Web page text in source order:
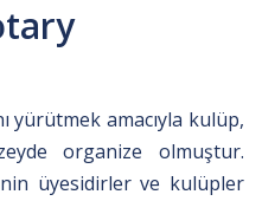
yürütmek amacıyla kulüp,
organize olmuştur.
üyesidirler ve kulüpler